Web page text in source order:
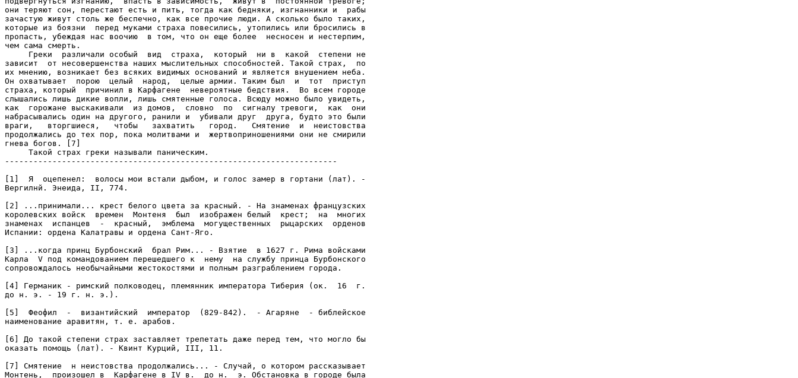
они теряют сон, перестают есть и пить, тогда как бедняки, изгнанники и  рабы
зачастую живут столь же беспечно, как все прочие люди. А сколько было таких,
которые из боязни  перед муками страха повесились, утопились или бросились в
пропасть, убеждая нас воочию  в том, что он еще более  несносен и нестерпим,
чем сама смерть.
     Греки  различали особый  вид  страха,  который  ни в  какой  степени не
зависит  от несовершенства наших мыслительных способностей. Такой страх,  по
их мнению, возникает без всяких видимых оснований и является внушением неба.
Он охватывает  порою  целый  народ,  целые армии. Таким был  и  тот  приступ
страха, который  причинил в Карфагене  невероятные бедствия.  Во всем городе
слышались лишь дикие вопли, лишь смятенные голоса. Всюду можно было увидеть,
как  горожане выскакивали  из домов,  словно  по  сигналу тревоги,  как  они
набрасывались один на другого, ранили и  убивали друг  друга, будто это были
враги,   вторгшиеся,   чтобы   захватить   город.   Смятение  и  неистовства
продолжались до тех пор, пока молитвами и  жертвоприношениями они не смирили
гнева богов. [7]
     Такой страх греки называли паническим.
----------------------------------------------------------------------
[1]  Я  оцепенел:  волосы мои встали дыбом, и голос замер в гортани (лат). -
Вергилнй. Энеида, II, 774.
[2] ...принимали... крест белого цвета за красный. - На знаменах французских
королевских войск  времен  Монтеня  был  изображен белый  крест;  на  многих
знаменах  испанцев  -  красный,  эмблема  могущественных  рыцарских  орденов
Испании: ордена Калатравы и ордена Сант-Яго.
[3] ...когда принц Бурбонский  брал Рим... - Взятие  в 1627 г. Рима войсками
Карла  V под командованием перешедшего к  нему  на службу принца Бурбонского
сопровождалось необычайными жестокостями и полным разграблением города.
[4] Германик - римский полководец, племянник императора Тиберия (ок.  16  г.
до н. э. - 19 г. н. э.).
[5]  Феофил  -  византийский  император  (829-842).  - Агаряне  - библейское
наименование аравитян, т. е. арабов.
[6] До такой степени страх заставляет трепетать даже перед тем, что могло бы
оказать помощь (лат). - Квинт Курций, III, 11.
[7] Смятение  н неистовства продолжались... - Случай, о котором рассказывает
Монтень,  произошел в  Карфагене в IV в.  до н.  э. Обстановка в городе была